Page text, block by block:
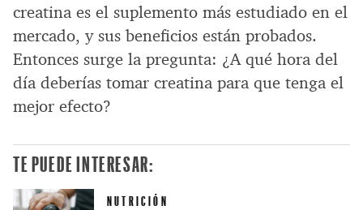
creatina es el suplemento más estudiado en el
mercado, y sus beneficios están probados.
Entonces surge la pregunta: ¿A qué hora del
día deberías tomar creatina para que tenga el
mejor efecto?
TE PUEDE INTERESAR:
NUTRICIÓN